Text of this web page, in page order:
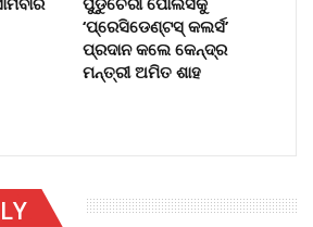
‘ପ୍ରେସିଡେଣ୍ଟସ୍ କଲର୍ସ’
ପ୍ରଦାନ କଲେ କେନ୍ଦ୍ର
ମନ୍ତ୍ରୀ ଅମିତ ଶାହ